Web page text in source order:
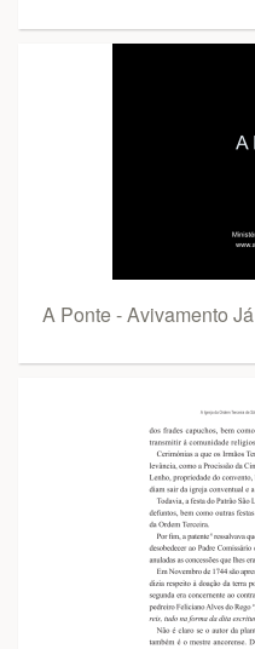
A Ponte - Avivamento Já